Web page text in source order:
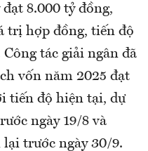
8.000 tỷ đồng,
trị hợp đồng, tiến độ
tác giải ngân đã
vốn năm 2025 đạt
tiến độ hiện tại, dự
ngày 19/8 và
trước ngày 30/9.